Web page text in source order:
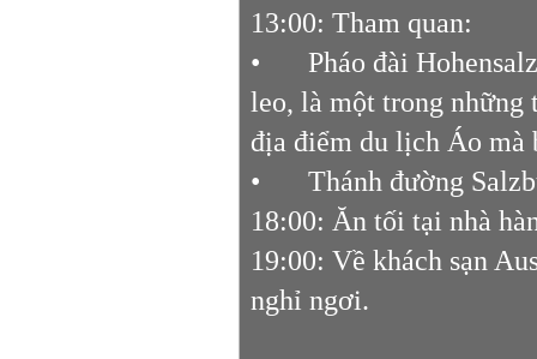
13:00: Tham quan:
•
Pháo đài
leo, là một trong những
địa điểm du lịch Áo mà
•
Thánh đường
18:00: Ăn tối tại nhà
19:00: Về khách sạn
nghỉ ngơi.